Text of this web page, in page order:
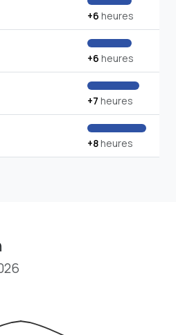
+6 heures
+6 heures
+7 heures
+8heures